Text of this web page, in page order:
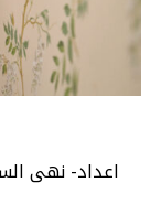
اعداد- نهى